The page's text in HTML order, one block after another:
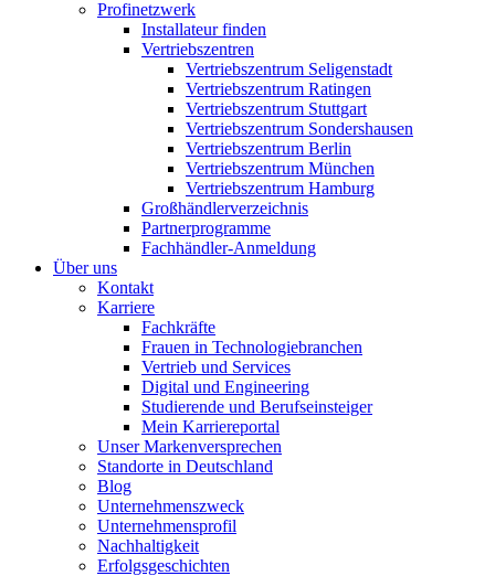
Profinetzwerk
Installateur finden
Vertriebszentren
Vertriebszentrum Seligenstadt
Vertriebszentrum Ratingen
Vertriebszentrum Stuttgart
Vertriebszentrum Sondershausen
Vertriebszentrum Berlin
Vertriebszentrum München
Vertriebszentrum Hamburg
Großhändlerverzeichnis
Partnerprogramme
Fachhändler-Anmeldung
Über uns
Kontakt
Karriere
Fachkräfte
Frauen in Technologiebranchen
Vertrieb und Services
Digital und Engineering
Studierende und Berufseinsteiger
Mein Karriereportal
Unser Markenversprechen
Standorte in Deutschland
Blog
Unternehmenszweck
Unternehmensprofil
Nachhaltigkeit
Erfolgsgeschichten